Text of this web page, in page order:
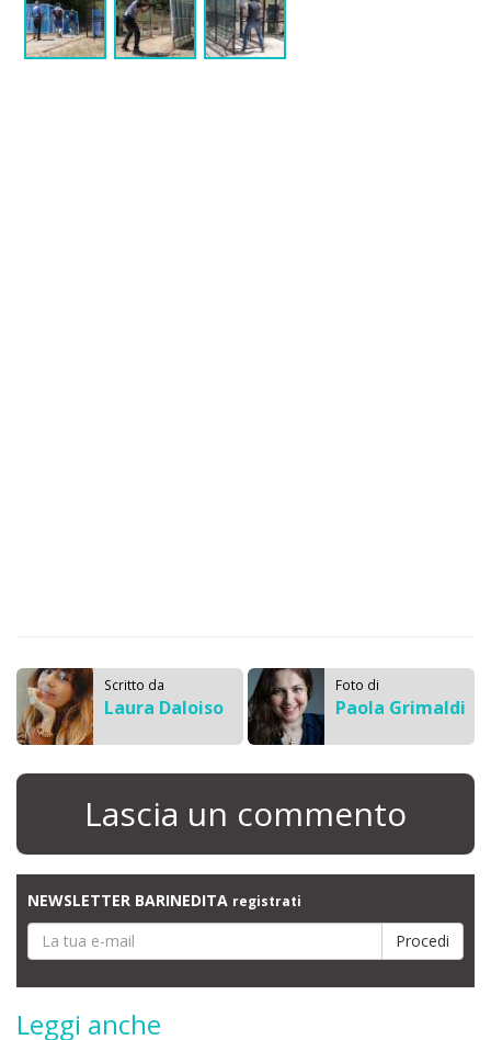
Scritto da
Laura Daloiso
Foto di
Paola Grimaldi
Lascia un commento
NEWSLETTER BARINEDITA registrati
Leggi anche